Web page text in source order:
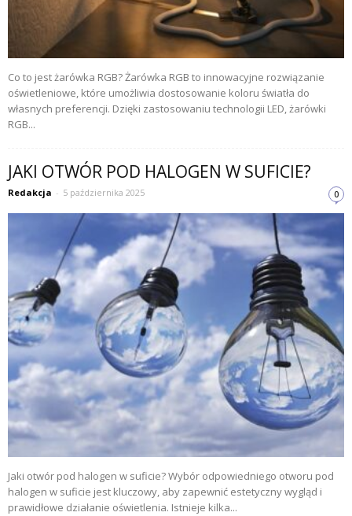
Co to jest żarówka RGB? Żarówka RGB to innowacyjne rozwiązanie
oświetleniowe, które umożliwia dostosowanie koloru światła do
własnych preferencji. Dzięki zastosowaniu technologii LED, żarówki
RGB...
JAKI OTWÓR POD HALOGEN W SUFICIE?
Redakcja - 5 października 2025 0
Jaki otwór pod halogen w suficie? Wybór odpowiedniego otworu pod
halogen w suficie jest kluczowy, aby zapewnić estetyczny wygląd i
prawidłowe działanie oświetlenia. Istnieje kilka...